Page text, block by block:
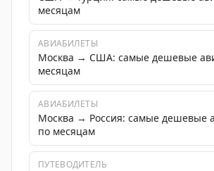
месяцам
АВИАБИЛЕТЫ
Москва → США: самые дешевые
месяцам
АВИАБИЛЕТЫ
Москва → Россия: самые дешевые
по месяцам
ПУТЕВОДИТЕЛЬ